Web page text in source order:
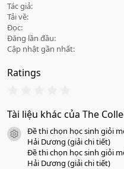
Tác giả
Tải về
Đọc
Đăng lần đầu
Cập nhật gần nhất
Ratings
0
0
a
o
Tài liệu khác của The
icon tài liệu
Đề thi chọn học sinh giỏi
Hải Dương (giải chi tiết)
Đề thi chọn học sinh giỏi
Hải Dương (giải chi tiết)